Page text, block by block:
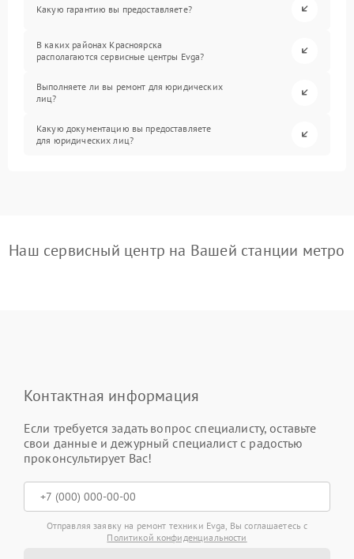
Какую гарантию вы предоставляете?
В каких районах Красноярска
располагаются сервисные центры Evga?
Выполняете ли вы ремонт для юридических
лиц?
Какую документацию вы предоставляете
для юридических лиц?
Наш сервисный центр на Вашей станции метро
Контактная информация
Если требуется задать вопрос специалисту, оставьте
свои данные и дежурный специалист с радостью
проконсультирует Вас!
Отправляя заявку на ремонт техники Evga, Вы соглашаетесь с
Политикой конфиденциальности